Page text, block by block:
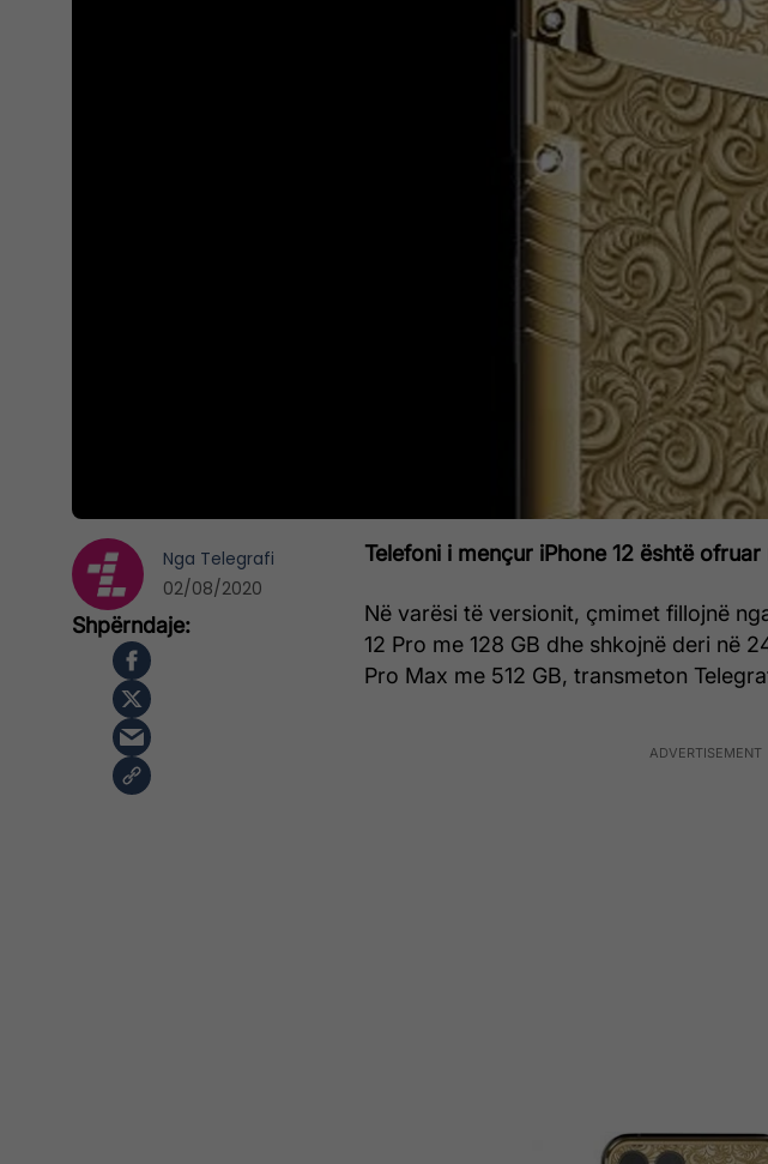
Telefoni i mençur iPhone 12 është
Në varësi të versionit, çmimet fillojnë
12 Pro me 128 GB dhe shkojnë deri në
Pro Max me 512 GB, transmeton
Nga Telegrafi
02/08/2020